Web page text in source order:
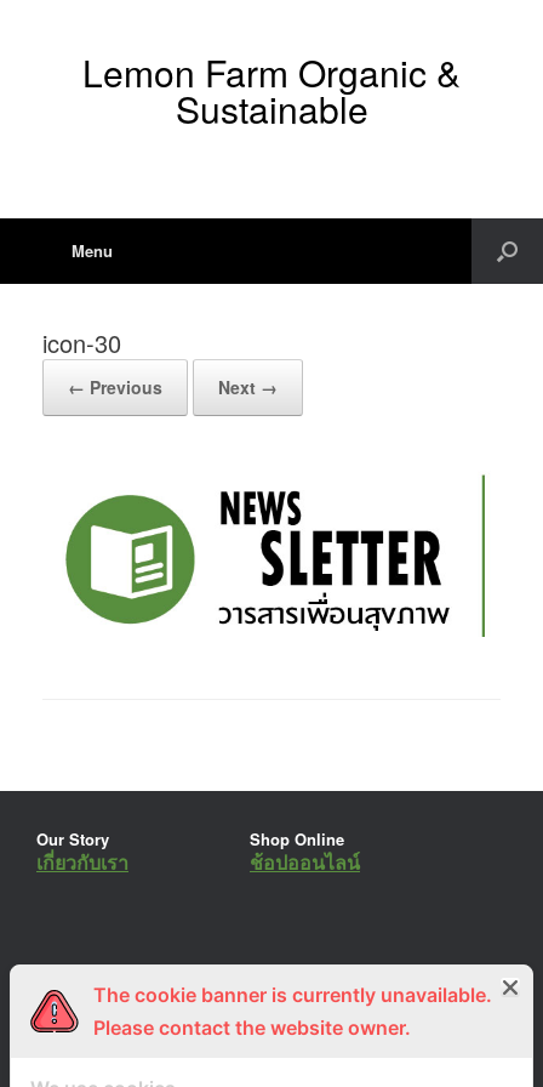
Lemon Farm Organic &
Sustainable
Menu
icon-30
← Previous Next →
Our Story
เกี่ยวกับเรา
Shop Online
ช้อปออนไลน์
ร่วมงานกับเรา
สมัครงาน
Lemon Farm Cafe
ร้านอาหารอินทรีย์
The cookie banner is currently unavailable.
Please contact the website owner.